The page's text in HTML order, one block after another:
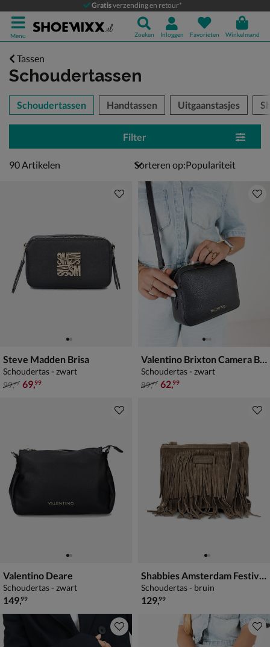
Gratisverzending en retour*
Menu Zoeken Inloggen Favorieten Winkelmand
Tassen
Schoudertassen
over
Schoudertassen Handtassen Uitgaanstasjes
Filter
90 artikelen
90Artikelen Sorteren op:
Steve Madden Brisa
Schoudertas - zwart
van € 99,99 voor € 69,99
99,99 69,99
Valentino Brixton Camera Bag
Schoudertas - zwart
van € 89,99 voor € 62,99
89,99 62,99
Valentino Deare
Schoudertas - zwart
€ 149,99
149,99
Shabbies Amsterdam Festival Fringe
Schoudertas - bruin
€ 129,99
129,99